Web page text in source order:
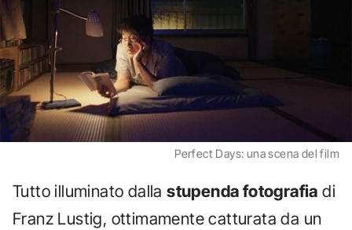
Perfect Days: una scena del film
Tutto illuminato dallastupenda fotografia di
Franz Lustig, ottimamente catturata da un